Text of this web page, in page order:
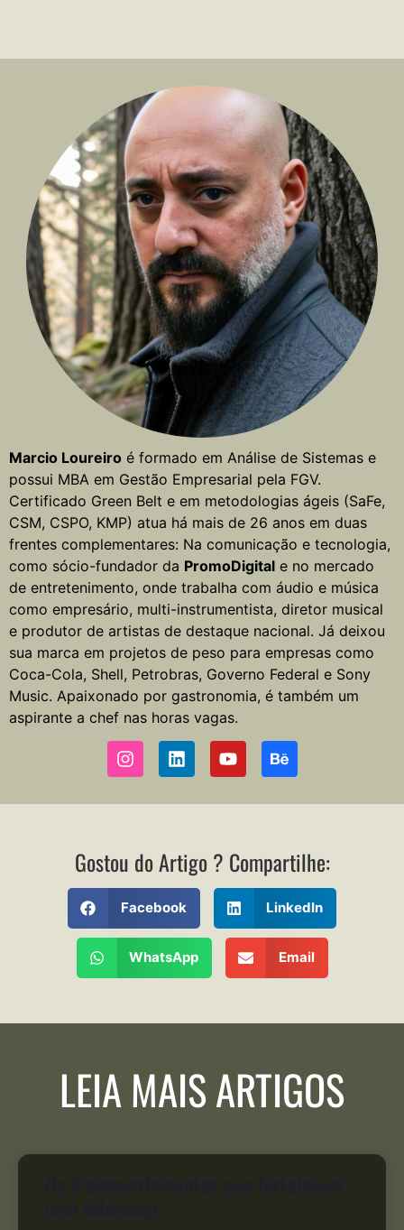
Marcio Loureiro é formado em Análise de Sistemas e
possui MBA em Gestão Empresarial pela FGV.
Certificado Green Belt e em metodologias ágeis (SaFe,
CSM, CSPO, KMP) atua há mais de 26 anos em duas
frentes complementares: Na comunicação e tecnologia,
como sócio-fundador da PromoDigital e no mercado
de entretenimento, onde trabalha com áudio e música
como empresário, multi-instrumentista, diretor musical
e produtor de artistas de destaque nacional. Já deixou
sua marca em projetos de peso para empresas como
Coca-Cola, Shell, Petrobras, Governo Federal e Sony
Music. Apaixonado por gastronomia, é também um
aspirante a chef nas horas vagas.
Gostou do Artigo ? Compartilhe:
Facebook LinkedIn
WhatsApp Email
LEIA MAIS ARTIGOS